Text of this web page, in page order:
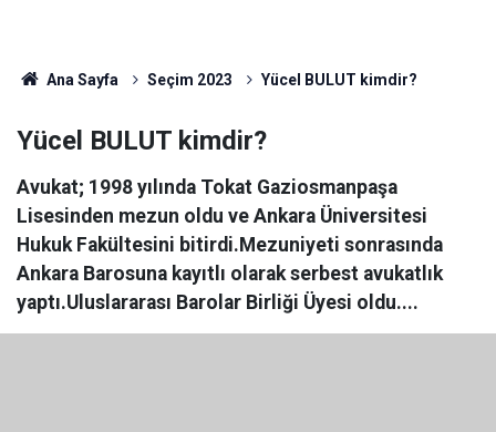
Ana Sayfa Seçim 2023 Yücel BULUT kimdir?
Yücel BULUT kimdir?
Avukat; 1998 yılında Tokat Gaziosmanpaşa
Lisesinden mezun oldu ve Ankara Üniversitesi
Hukuk Fakültesini bitirdi.Mezuniyeti sonrasında
Ankara Barosuna kayıtlı olarak serbest avukatlık
yaptı.Uluslararası Barolar Birliği Üyesi oldu....